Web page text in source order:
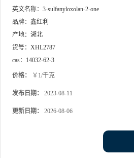
英文名称： 3-sulfanyloxolan-2-one
品牌： 鑫红利
产地： 湖北
货号： XHL2787
cas： 14032-62-3
价格： ￥1/千克
发布日期： 2023-08-11
更新日期： 2026-08-06